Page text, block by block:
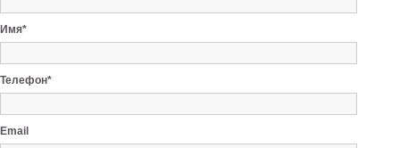
Имя*
Телефон*
Email